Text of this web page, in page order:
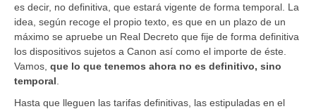
es decir, no definitiva, que estará vigente de forma temporal. La
idea, según recoge el propio texto, es que en un plazo de un
máximo se apruebe un Real Decreto que fije de forma definitiva
los dispositivos sujetos a Canon así como el importe de éste.
Vamos, que lo que tenemos ahora no es definitivo, sino
temporal
Hasta que lleguen las tarifas definitivas, las estipuladas en el